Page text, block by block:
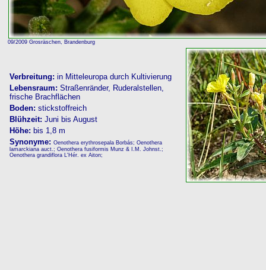
09/2009 Grosräschen, Brandenburg
Verbreitung: in Mitteleuropa durch Kultivierung
Lebensraum: Straßenränder, Ruderalstellen,
frische Brachflächen
Boden: stickstoffreich
Blühzeit: Juni bis August
Höhe: bis 1,8 m
Synonyme: Oenothera erythrosepala Borbás; Oenothera
lamarckiana auct.; Oenothera fusiformis Munz & I.M. Johnst.;
Oenothera grandiflora L'Hér. ex Aiton;